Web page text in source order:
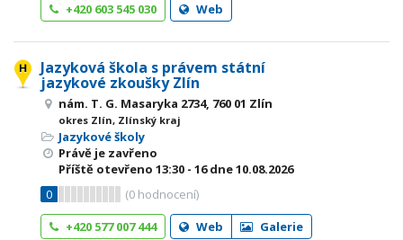
+420 603 545 030
Web
Jazyková škola s právem státní
jazykové zkoušky Zlín
nám. T. G. Masaryka 2734, 760 01 Zlín
okres Zlín, Zlínský kraj
Jazykové školy
Právě je zavřeno
Příště otevřeno 13:30 - 16dne 10.08.2026
0
(0 hodnocení)
+420 577 007 444
Web Galerie